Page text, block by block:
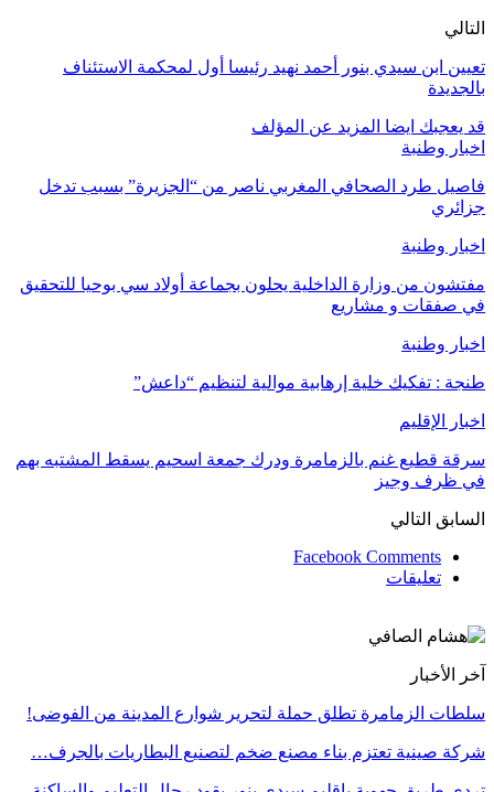
التالي
تعيين ابن سيدي بنور أحمد نهيد رئيسا أول لمحكمة الاستئناف
بالجديدة
قد يعجبك ايضا المزيد عن المؤلف
اخبار وطنبة
فاصيل طرد الصحافي المغربي ناصر من “الجزيرة” بسبب تدخل
جزائري
اخبار وطنبة
مفتشون من وزارة الداخلية يحلون بجماعة أولاد سي بوحيا للتحقيق
في صفقات و مشاريع
اخبار وطنبة
طنجة : تفكيك خلية إرهابية موالية لتنظيم “داعش”
اخبار الإقليم
سرقة قطيع غنم بالزمامرة ودرك جمعة اسحيم يسقط المشتبه بهم
في ظرف وجيز
السابق التالي
Facebook Comments
تعليقات
آخر الأخبار
سلطات الزمامرة تطلق حملة لتحرير شوارع المدينة من الفوضى!
شركة صينية تعتزم بناء مصنع ضخم لتصنيع البطاريات بالجرف…